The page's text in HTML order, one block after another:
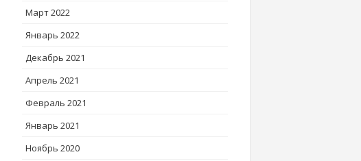
Март 2022
Январь 2022
Декабрь 2021
Апрель 2021
Февраль 2021
Январь 2021
Ноябрь 2020